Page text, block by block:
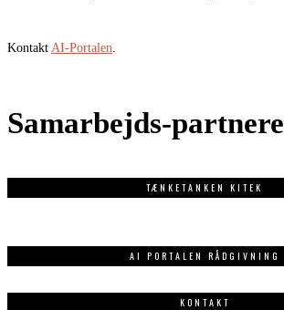
Kontakt AI-Portalen
Samarbejds-partnere
TÆNKETANKEN KITEK
AI PORTALEN RÅDGIVNING
KONTAKT